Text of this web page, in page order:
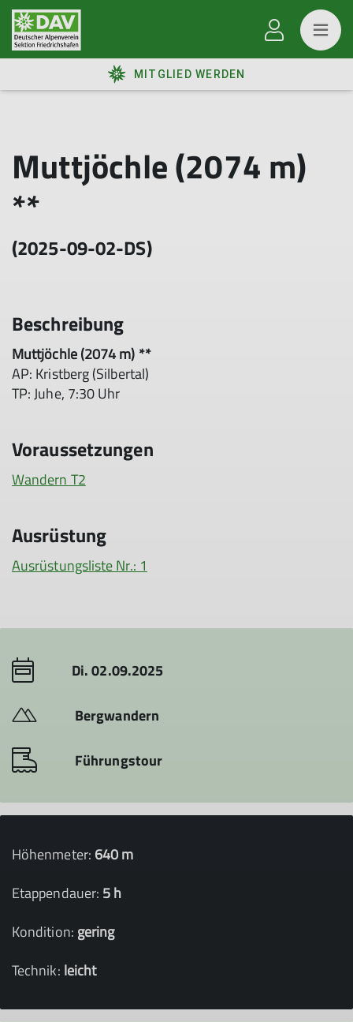
MITGLIED WERDEN
Muttjöchle (2074 m)
**
(2025-09-02-DS)
Beschreibung
Muttjöchle (2074 m) **
AP: Kristberg (Silbertal)
TP: Juhe, 7:30 Uhr
Voraussetzungen
Wandern T2
Ausrüstung
Ausrüstungsliste Nr.: 1
Di. 02.09.2025
Bergwandern
Führungstour
Höhenmeter: 640 m
Etappendauer: 5 h
Kondition: gering
Technik: leicht